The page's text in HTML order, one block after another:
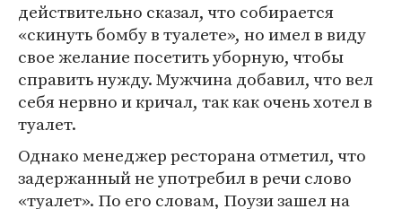
действительно сказал, что собирается
«скинуть бомбу в туалете», но имел в виду
свое желание посетить уборную, чтобы
справить нужду. Мужчина добавил, что вел
себя нервно и кричал, так как очень хотел в
туалет.
Однако менеджер ресторана отметил, что
задержанный не употребил в речи слово
«туалет». По его словам, Поузи зашел на